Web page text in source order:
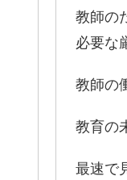
教師の
必要な
教師の
教育の
最速で